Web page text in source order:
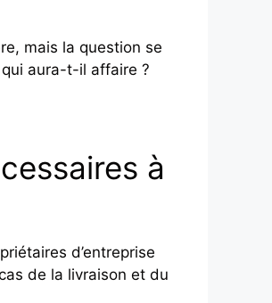
mais la question se
aura-t-il affaire ?
à
d’entreprise
de la livraison et du